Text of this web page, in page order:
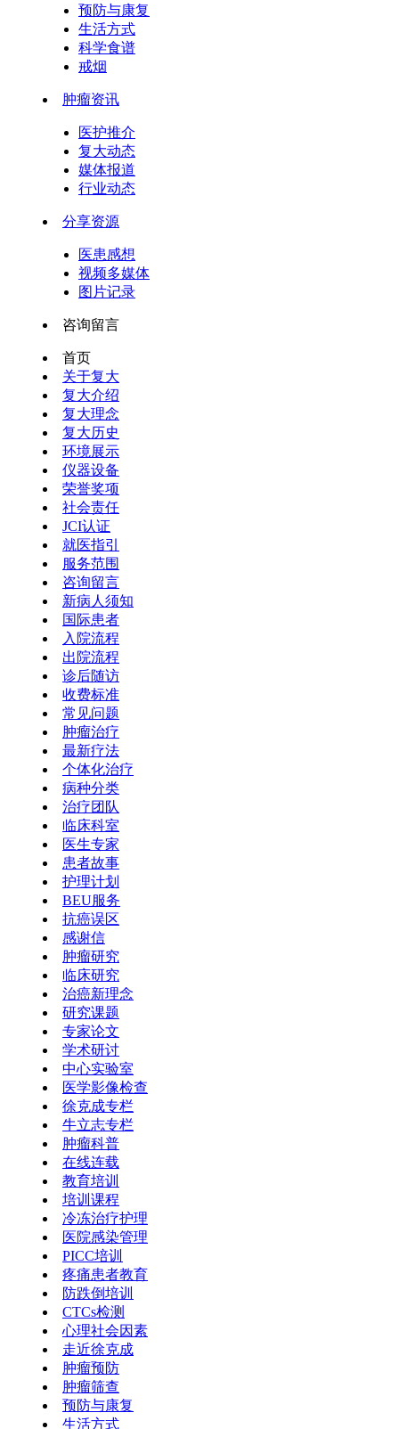
预防与康复
生活方式
科学食谱
戒烟
肿瘤资讯
医护推介
复大动态
媒体报道
行业动态
分享资源
医患感想
视频多媒体
图片记录
咨询留言
首页
关于复大
复大介绍
复大理念
复大历史
环境展示
仪器设备
荣誉奖项
社会责任
JCI认证
就医指引
服务范围
咨询留言
新病人须知
国际患者
入院流程
出院流程
诊后随访
收费标准
常见问题
肿瘤治疗
最新疗法
个体化治疗
病种分类
治疗团队
临床科室
医生专家
患者故事
护理计划
BEU服务
抗癌误区
感谢信
肿瘤研究
临床研究
治癌新理念
研究课题
专家论文
学术研讨
中心实验室
医学影像检查
徐克成专栏
牛立志专栏
肿瘤科普
在线连载
教育培训
培训课程
冷冻治疗护理
医院感染管理
PICC培训
疼痛患者教育
防跌倒培训
CTCs检测
心理社会因素
走近徐克成
肿瘤预防
肿瘤筛查
预防与康复
生活方式